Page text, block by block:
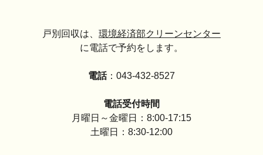
戸別回収は、 環境経済部クリーンセンター
に電話で予約をします。
電話：043-432-8527
電話受付時間
月曜日～金曜日：8:00-17:15
土曜日：8:30-12:00